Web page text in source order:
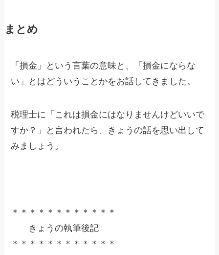
まとめ
「損金」という言葉の意味と、「損金にならな
い」とはどういうことかをお話してきました。
税理士に「これは損金にはなりませんけどいいで
すか？」と言われたら、きょうの話を思い出して
みましょう。
＊＊＊＊＊＊＊＊＊＊＊＊
きょうの執筆後記
＊＊＊＊＊＊＊＊＊＊＊＊